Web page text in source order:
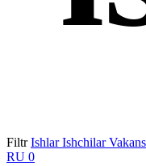
Filtr Ishlar Ishchilar
RU 0